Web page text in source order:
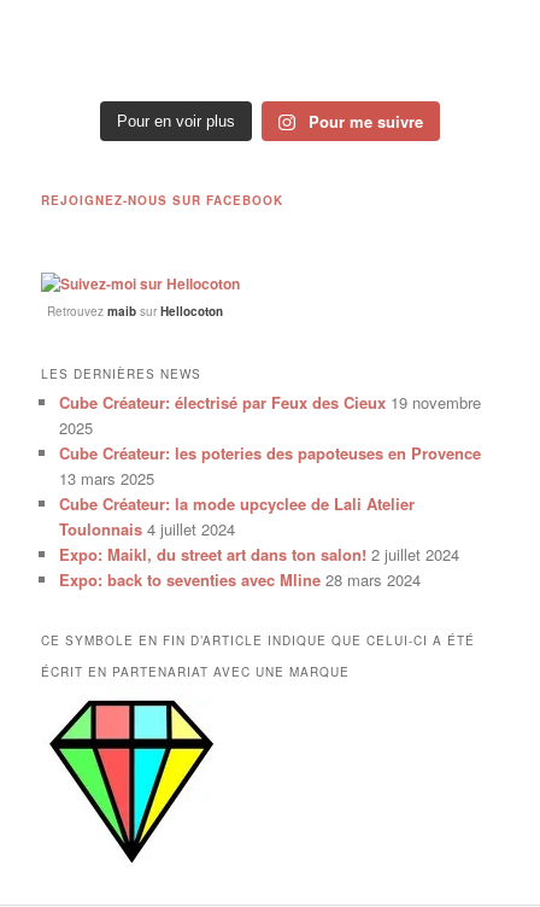
Pour en voir plus Pour me suivre
REJOIGNEZ-NOUS SUR FACEBOOK
Retrouvezmaib surHellocoton
LES DERNIÈRES NEWS
Cube Créateur: électrisé par Feux des Cieux 19 novembre
2025
Cube Créateur: les poteries des papoteuses en Provence
13 mars 2025
Cube Créateur: la mode upcyclee de Lali Atelier
Toulonnais 4 juillet 2024
Expo: Maikl, du street art dans ton salon! 2 juillet 2024
Expo: back to seventies avec Mline 28 mars 2024
CE SYMBOLE EN FIN D’ARTICLE INDIQUE QUE CELUI-CI A ÉTÉ
ÉCRIT EN PARTENARIAT AVEC UNE MARQUE